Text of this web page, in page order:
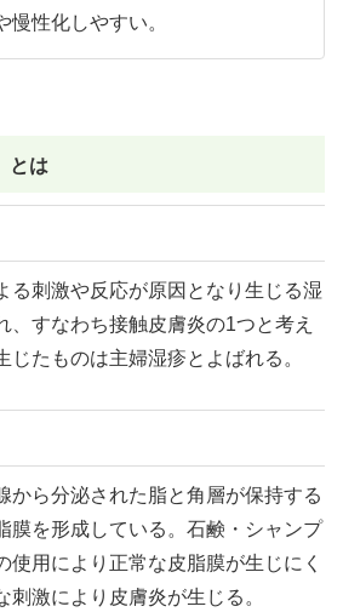
慢性化しやすい。
とは
る刺激や反応が原因となり生じる湿
、すなわち接触皮膚炎の1つと考え
じたものは主婦湿疹とよばれる。
から分泌された脂と角層が保持する
膜を形成している。石鹸・シャンプ
使用により正常な皮脂膜が生じにく
刺激により皮膚炎が生じる。